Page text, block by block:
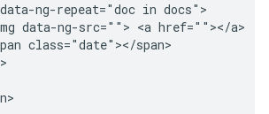
ng-repeat="doc in docs">
data-ng-src=""> <a href=""></a>
class="date"></span>